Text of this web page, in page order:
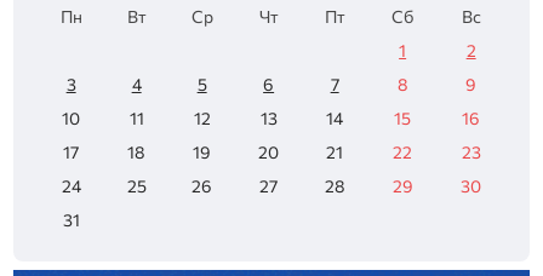
Пн Вт Ср Чт Пт Сб
Вс
1
2
3
4 5 6 7 8
9
10
11 12 13 14 15
16
17
18 19 20 21 22
23
24
25 26 27 28 29
30
31